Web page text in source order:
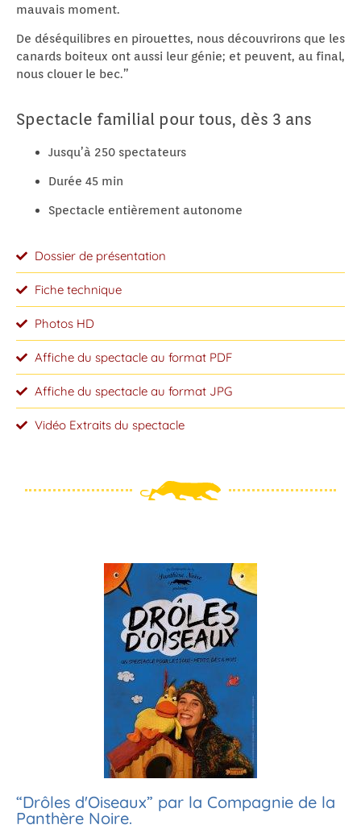
mauvais moment.
De déséquilibres en pirouettes, nous découvrirons que les
canards boiteux ont aussi leur génie; et peuvent, au final,
nous clouer le bec.”
Spectacle familial pour tous, dès 3 ans
Jusqu’à 250 spectateurs
Durée 45 min
Spectacle entièrement autonome
Dossier de présentation
Fiche technique
Photos HD
Affiche du spectacle au format PDF
Affiche du spectacle au format JPG
Vidéo Extraits du spectacle
“Drôles d'Oiseaux” par la Compagnie de la
Panthère Noire.